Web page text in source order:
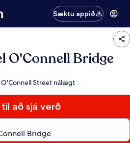
Sæktu appið
O'Connell Bridge
Street nálægt
að sjá verð